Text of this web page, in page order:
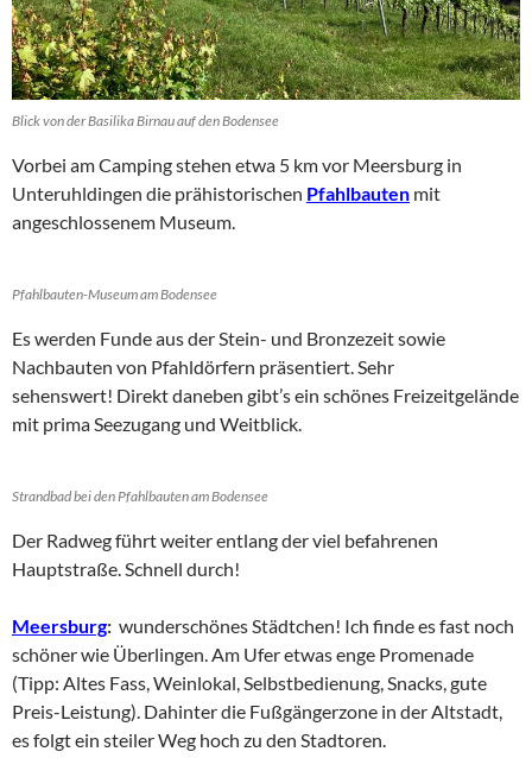
Blick von der Basilika Birnau auf den Bodensee
Vorbei am Camping stehen etwa 5 km vor Meersburg in
Unteruhldingen die prähistorischen Pfahlbauten mit
angeschlossenem Museum.
Pfahlbauten-Museum am Bodensee
Es werden Funde aus der Stein- und Bronzezeit sowie
Nachbauten von Pfahldörfern präsentiert. Sehr
sehenswert! Direkt daneben gibt’s ein schönes Freizeitgelände
mit prima Seezugang und Weitblick.
Strandbad bei den Pfahlbauten am Bodensee
Der Radweg führt weiter entlang der viel befahrenen
Hauptstraße. Schnell durch!
Meersburg: wunderschönes Städtchen! Ich finde es fast noch
schöner wie Überlingen. Am Ufer etwas enge Promenade
(Tipp: Altes Fass, Weinlokal, Selbstbedienung, Snacks, gute
Preis-Leistung). Dahinter die Fußgängerzone in der Altstadt,
es folgt ein steiler Weg hoch zu den Stadtoren.